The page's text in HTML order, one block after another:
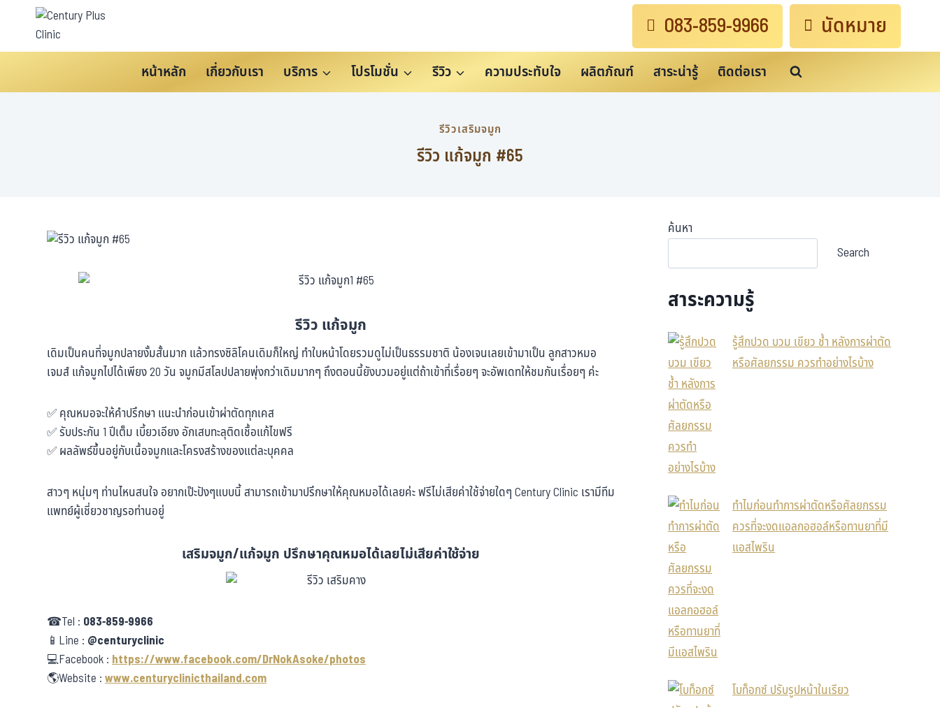
083-859-9966 นัดหมาย
หน้าหลัก เกี่ยวกับเรา บริการ โปรโมชั่น รีวิว ความประทับใจ ผลิตภัณฑ์ สาระน่ารู้ ติดต่อเรา
รีวิวเสริมจมูก
รีวิว แก้จมูก #65
รีวิว แก้จมูก
เดิมเป็นคนที่จมูกปลายงั้มสั้นมาก แล้วทรงซิลิโคนเดิมก็ใหญ่ ทำใบหน้าโดยรวมดูไม่เป็นธรรมชาติ น้องเจนเลยเข้ามาเป็น ลูกสาวหมอ
เจมส์ แก้จมูกไปได้เพียง 20 วัน จมูกมีสโลปปลายพุ่งกว่าเดิมมากๆ ถึงตอนนี้ยังบวมอยู่แต่ถ้าเข้าที่เรื่อยๆ จะอัพเดทให้ชมกันเรื่อยๆ ค่ะ
✅ คุณหมอจะให้คำปรึกษา แนะนำก่อนเข้าผ่าตัดทุกเคส
✅ รับประกัน 1 ปีเต็ม เบี้ยวเอียง อักเสบทะลุติดเชื้อแก้ไขฟรี
✅ ผลลัพธ์ขึ้นอยู่กับเนื้อจมูกและโครงสร้างของแต่ละบุคคล
สาวๆ หนุ่มๆ ท่านไหนสนใจ อยากเป๊ะปังๆแบบนี้ สามารถเข้ามาปรึกษาให้คุณหมอได้เลยค่ะ ฟรีไม่เสียค่าใช้จ่ายใดๆ Century Clinic เรามีทีม
แพทย์ผู้เชี่ยวชาญรอท่านอยู่
เสริมจมูก/แก้จมูก ปรึกษาคุณหมอได้เลยไม่เสียค่าใช้จ่าย
☎Tel : 083-859-9966
📱Line : @centuryclinic
💻Facebook :https://www.facebook.com/DrNokAsoke/photos
🌎Website :www.centuryclinicthailand.com
ค้นหา
Search
สาระความรู้
รู้สึกปวด บวม เขียว ช้ำ หลังการผ่าตัด
หรือศัลยกรรม ควรทำอย่างไรบ้าง
ทำไมก่อนทำการผ่าตัดหรือศัลยกรรม
ควรที่จะงดแอลกอฮอล์หรือทานยาที่มี
แอสไพริน
โบท็อกซ์ ปรับรูปหน้าในเรียว